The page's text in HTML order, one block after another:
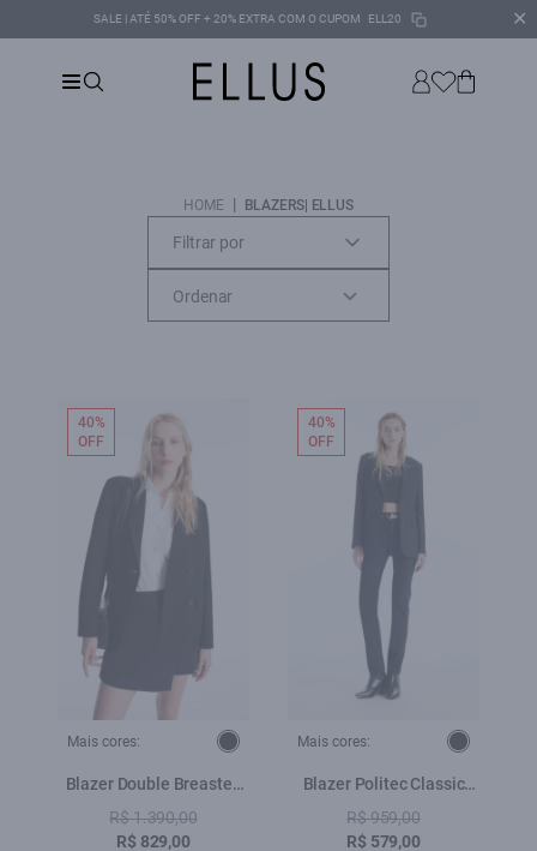
SALE | ATÉ 50% OFF + 20% EXTRA COM O CUPOM ELL20 ✕
HOME | BLAZERS| ELLUS
Filtrar por
Mais cores:
Blazer Double Breasted
Ellus Preto
R$ 1.390,00
R$ 829,00
40%
OFF
Mais cores:
Blazer Politec Classic
Preto
R$ 959,00
R$ 579,00
40%
OFF